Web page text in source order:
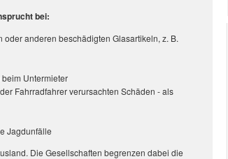
bei:
anderen beschädigten Glasartikeln, z. B.
Untermieter
Fahrradfahrer verursachten Schäden - als
Jagdunfälle
Die Gesellschaften begrenzen dabei die